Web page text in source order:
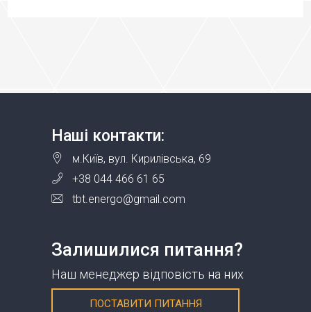
Наші контакти:
м.Київ, вул. Кирилівська, 69
+38 044 466 61 65
tbt.energo@gmail.com
Залишилися питання?
Наш менеджер відповість на них
ПОСТАВИТИ ПИТАННЯ